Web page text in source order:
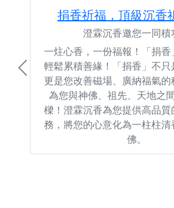
捐香祈福，頂級沉香
澄霖沉香邀您一同積
一炷心香，一份福報！「捐
輕鬆累積善緣！「捐香」不只
更是您改善磁場、廣納福氣
為您與神佛、祖先、天地之
樑！澄霖沉香為您提供高品質
務，將您的心意化為一柱柱
佛。
Previous